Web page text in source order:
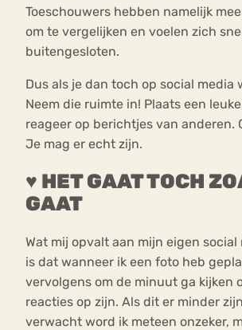
Toeschouwers hebben namelijk
om te vergelijken en voelen zich
buitengesloten.
Dus als je dan toch op social media
Neem die ruimte in! Plaats een
reageer op berichtjes van anderen.
Je mag er echt zijn.
♥ HET GAAT TOCH
GAAT
Wat mij opvalt aan mijn eigen
is dat wanneer ik een foto heb
vervolgens om de minuut ga kijken
reacties op zijn. Als dit er minder
verwacht word ik meteen onzeker,